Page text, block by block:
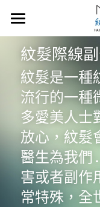
首頁
NPM紋髮價目表
關於NPM紋髮
紋髮小知識
​​Neo Hair
常見問題
紋髮際線
紋髮是一種
流行的一種
多愛美人士
放心，紋髮
醫生為我
害或者副作
常特殊，
所有商品分類